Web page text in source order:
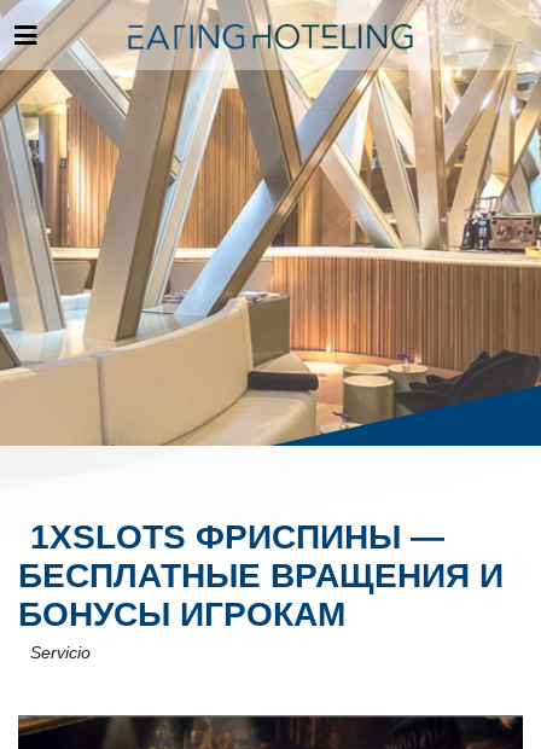
1XSLOTS ФРИСПИНЫ —
БЕСПЛАТНЫЕ ВРАЩЕНИЯ И
БОНУСЫ ИГРОКАМ
Servicio